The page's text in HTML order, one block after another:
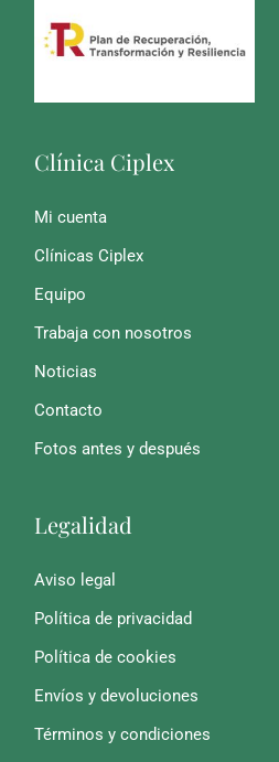
Clínica Ciplex
Mi cuenta
Clínicas Ciplex
Equipo
Trabaja con nosotros
Noticias
Contacto
Fotos antes y después
Legalidad
Aviso legal
Política de privacidad
Política de cookies
Envíos y devoluciones
Términos y condiciones